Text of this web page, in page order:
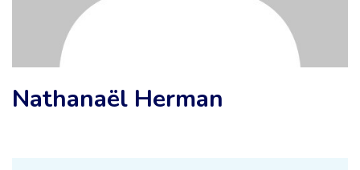
Nathanaël Herman